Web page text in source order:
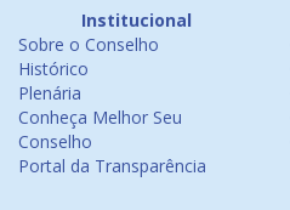
Institucional
Sobre o Conselho
Histórico
Plenária
Conheça Melhor Seu
Conselho
Portal da Transparência